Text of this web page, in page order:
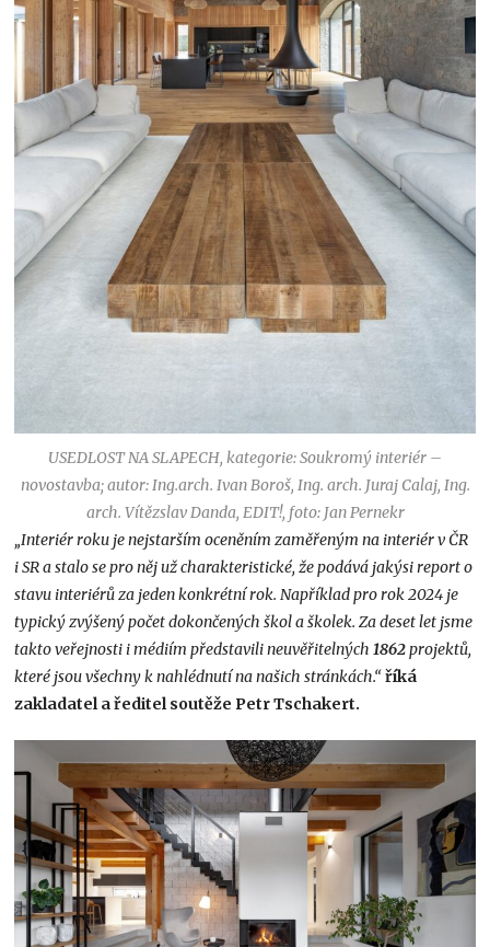
USEDLOST NA SLAPECH, kategorie: Soukromý interiér –
novostavba; autor: Ing.arch. Ivan Boroš, Ing. arch. Juraj Calaj, Ing.
arch. Vítězslav Danda, EDIT!, foto: Jan Pernekr
„Interiér roku je nejstarším oceněním zaměřeným na interiér v ČR
i SR a stalo se pro něj už charakteristické, že podává jakýsi report o
stavu interiérů za jeden konkrétní rok. Například pro rok 2024 je
typický zvýšený počet dokončených škol a školek. Za deset let jsme
takto veřejnosti i médiím představili neuvěřitelných1862projektů,
které jsou všechny k nahlédnutí na našich stránkách.“říká
zakladatel a ředitel soutěže Petr Tschakert.